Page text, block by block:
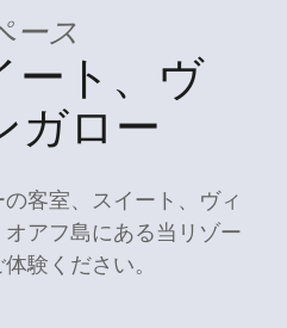
ース
ート、ヴ
ガロー
客室、スイート、ヴィ
アフ島にある当リゾー
験ください。